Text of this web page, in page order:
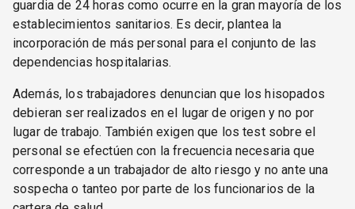
guardia de 24 horas como ocurre en la gran mayoría de los
establecimientos sanitarios. Es decir, plantea la
incorporación de más personal para el conjunto de las
dependencias hospitalarias.
Además, los trabajadores denuncian que los hisopados
debieran ser realizados en el lugar de origen y no por
lugar de trabajo. También exigen que los test sobre el
personal se efectúen con la frecuencia necesaria que
corresponde a un trabajador de alto riesgo y no ante una
sospecha o tanteo por parte de los funcionarios de la